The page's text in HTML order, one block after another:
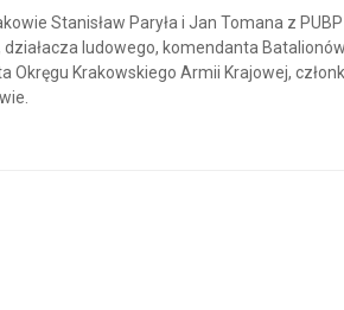
Stanisław Paryła i Jan Tomana z
ludowego, komendanta
Okręgu Krakowskiego Armii Krajowej,